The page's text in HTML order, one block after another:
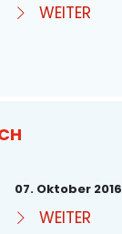
WEITER
07. Oktober 2016
WEITER